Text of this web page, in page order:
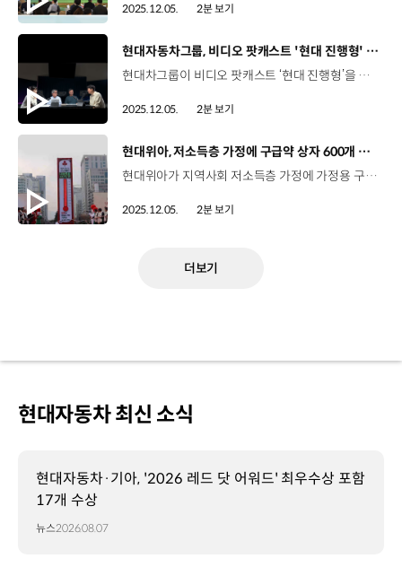
2025.12.05. 2분 보기
[동영상]
현대자동차그룹, 비디오 팟캐스트 '현대 진행형' 선보여
현대차그룹이 비디오 팟캐스트 ‘현대 진행형’을 선보이고 있습니다. ‘현대 진행형’은 여러 분야의 전문가들이 모여 자동차 기술과 미래 모빌리티에 관해 이야기 나누는 지식 대화형 콘텐츠인데요. 지난달 13일, 수소 기술편을 시작으로 고성능차편, PBV편까지 총 3편이 발행되었으며, 유튜브 영상의 전체 조회수는 27만회, 댓글 1,966개, 영상의 총 시청 시간은 17,609시간으로, 회차를 거듭할 수록 더욱 늘어나고 있는데요. 현대차그룹의 기술을 쉽게 이해할 수 있고 미래 모빌리티 전반에 대한 인사이트를 얻을 수 있어 좋다는 호평이 이어지고 있습니다. 김기범 편집장 / 로드테스트‘N 그린 시프트’라는 기능은 스티어링 휠에 있는 버튼을 누르면 20초 동안 엔진이랑 변속기가 할 수 있는 최대치의 능력을 발휘하는 거예요. 나윤석 / 자동차 칼럼리스트내구성과 안정성을 위해서 보관해 놨었던 포텐셜을 너를 위해서 딱 20초는 해제해 주마 앞으로 ‘현대 진행형’은 하이브리드, 브레이크 시스템 등 폭넓은 모빌리티 기술들을 새로운 시각으로 풀어낼 예정인데요. 현대차그룹의 기술 철학과 비전을 공유하는 ‘현대 진행형’은 현대차그룹 유튜브를 비롯해 스포티파이, 애플 팟캐스트, 팟빵 등에서 확인하실 수 있습니다.
2025.12.05. 2분 보기
[동영상]
현대위아, 저소득층 가정에 구급약 상자 600개 기부
현대위아가 지역사회 저소득층 가정에 가정용 구급약 상자 600개를 제공할 수 있는 기부금을 전달했습니다. 현대위아는 지난 1일, 경남사회복지공동모금회가 주관하는 ‘희망2026나눔캠페인’ 에 가정용 구급약 상자 전달용으로 3천만 원을 기부했는데요. 현대위아는 창원 본사 내에 위치한 ‘체험형 안전교육센터 S+’의 운영 수익으로 해당 기부금을 마련해 전달했습니다. 김종훈 팀장 / 현대위아 안전노사지원팀 S+ 교육센터의 운영 수익 일부를 활용해 저소득층 가정에 구급약 상자 600개를 기부함으로써 안전에 대한 관심과 실질적 도움이 지역 곳곳에 닿을 수 있도록 노력하고 있습니다. 앞으로도 안전 교육을 지역사회와 적극적으로 공유하며 모두가 참여하고 체감할 수 있는 안전문화 조성에 앞장서겠습니다. 한편, 현대위아는 이번 기부 활동으로 경남사회복지공동모금회가 주관하는 ‘희망 2026 나눔 캠페인’의 12월 1호 기부자로 선정되기도 했습니다. 앞서 현대위아 임직원들은 자발적으로 월급의 1%를 모아 지역사회를 돕는 ‘1%의 기적’ 등 사회공헌 활동을 꾸준히 실천해왔는데요. 앞으로도 현대위아는 지역사회의 안전과 보건을 위한 다양한 활동을 이어갈 예정입니다.
2025.12.05. 2분 보기
더보기
현대자동차 최신 소식
현대자동차·기아, '2026 레드 닷 어워드' 최우수상 포함
17개 수상
뉴스2026.08.07